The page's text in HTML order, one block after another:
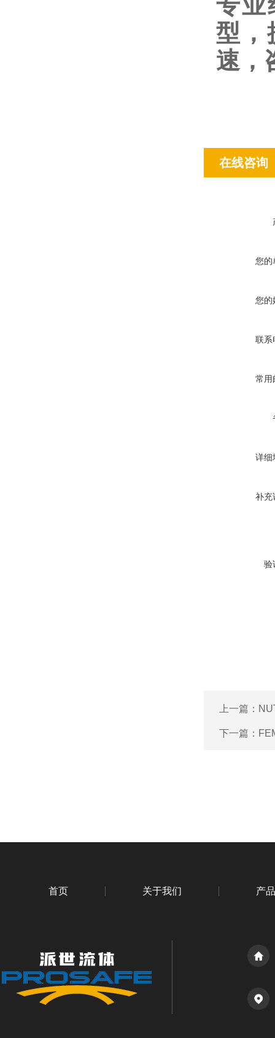
型，
速，
在线咨询
您的
您的
联系
常用
详细
补充
验
上一篇：
下一篇：
首页 关于我们 产